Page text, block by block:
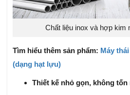
Chất liệu inox và hợp kim
Tìm hiểu thêm sản phẩm: Máy
(dạng hạt lựu)
Thiết kế nhỏ gọn, không